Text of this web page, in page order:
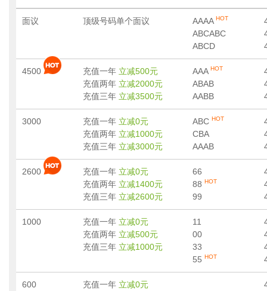
面议 顶级号码单个面议 AAAA HOT
ABCABC
ABCD
4500 充值一年 立减500元
充值两年 立减2000元
充值三年 立减3500元
AAA HOT
ABAB
AABB
3000 充值一年 立减0元
充值两年 立减1000元
充值三年 立减3000元
ABC HOT
CBA
AAAB
2600 充值一年 立减0元
充值两年 立减1400元
充值三年 立减2600元
66
88 HOT
99
1000 充值一年 立减0元
充值两年 立减500元
充值三年 立减1000元
11
00
33
55 HOT
600 充值一年 立减0元